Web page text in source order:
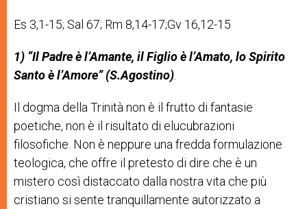
Es 3,1-15; Sal 67; Rm 8,14-17;Gv 16,12-15
1) “IlPadreèl’Amante, ilFiglioèl’Amato, loSpirito
Santoèl’Amore”(S.Agostino)
Il dogma della Trinità non è il frutto di fantasie
poetiche, non è il risultato di elucubrazioni
filosofiche. Non è neppure una fredda formulazione
teologica, che offre il pretesto di dire che è un
mistero così distaccato dalla nostra vita che più
cristiano si sente tranquillamente autorizzato a